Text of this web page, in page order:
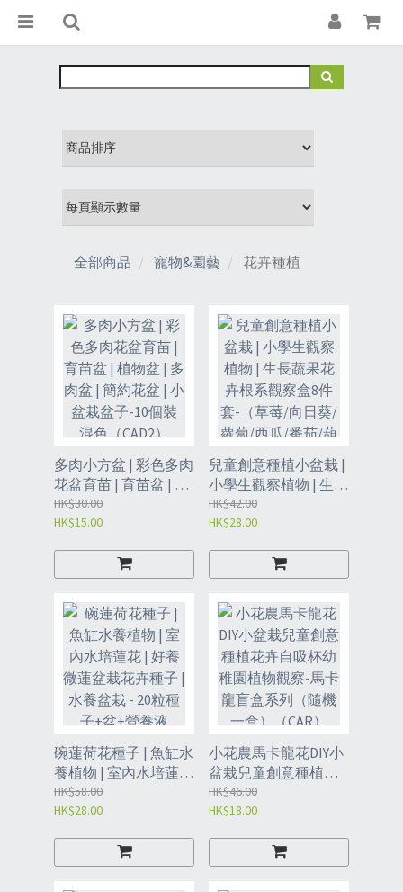
全部商品 寵物&園藝 花卉種植
多肉小方盆 | 彩色多肉
花盆育苗 | 育苗盆 | 植
物盆 | 多肉盆 | 簡約花
盆 | 小盆栽盆子-10個
HK$30.00
HK$15.00
兒童創意種植小盆栽 |
小學生觀察植物 | 生長
蔬果花卉根系觀察盒8
件套-（草莓/向日葵/
玉米/波斯菊/牽牛花/
小白菜/含羞草/生菜）
種子隨機發貨（CAZ）
HK$42.00
HK$28.00
碗蓮荷花種子 | 魚缸水
養植物 | 室內水培蓮花
| 好養微蓮盆栽花卉種
子 | 水養盆栽 - 20粒種
HK$58.00
HK$28.00
小花農馬卡龍花DIY小
盆栽兒童創意種植花
卉自吸杯幼稚園植物
觀察-馬卡龍盲盒系列
HK$46.00
HK$18.00